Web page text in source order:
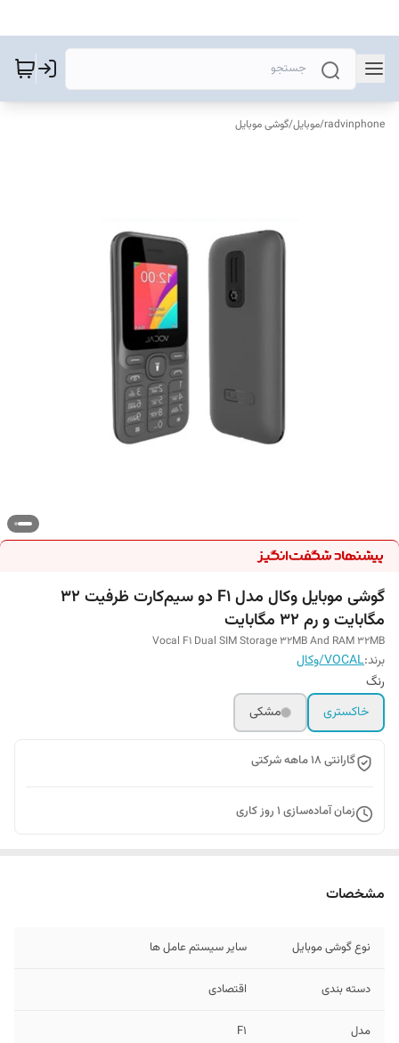
radvinphone
/موبایل/گوشی موبایل
گوشی موبایل وکال مدل F1 دو سیم‌کارت ظرفیت 32
مگابایت و رم 32 مگابایت
Vocal F1 Dual SIM Storage 32MB And RAM 32MB
برند:VOCAL/وکال
رنگ
خاکستری
مشکی
گارانتی 18 ماهه شرکتی
زمان آماده‌سازی 1 روز کاری
مشخصات
نوع گوشی موبایل سایر سیستم عامل ها
دسته ‌بندی اقتصادی
مدل F1